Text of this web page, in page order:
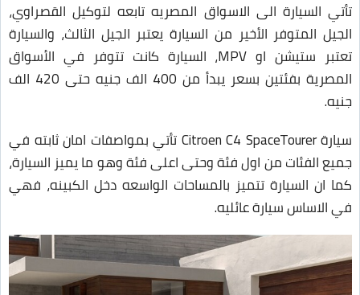
تأتي السيارة الى الاسواق المصريه تابعه لتوكيل القصراوي،
الجيل المتوفر الأخير من السيارة يعتبر الجيل الثالث، والسيارة
تعتبر ستيشن او MPV، السيارة كانت تتوفر في الأسواق
المصرية بفئتين بسعر يبدأ من 400 الف جنيه حتى 420 الف
جنيه.
سيارة Citroen C4 SpaceTourer تأتي بمواصفات امان ثابته في
جميع الفئات من اول فئة وحتى اعلى فئة وهو ما يميز السيارة،
كما ان السيارة تتميز بالمساحات الواسعه دخل الكبينه، فهي
في الاساس سيارة عائليه.